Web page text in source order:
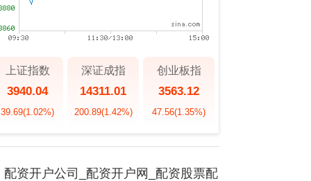
上证指数
3940.04
39.69(1.02%)
深证成指
14311.01
200.89(1.42%)
创业板指
3563.12
47.56(1.35%)
配资开户公司_配资开户网_配资股票配